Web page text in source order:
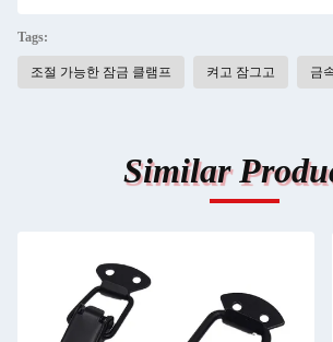
Tags:
조절 가능한 잠금 클램프 켜고 잠그고 금
Similar